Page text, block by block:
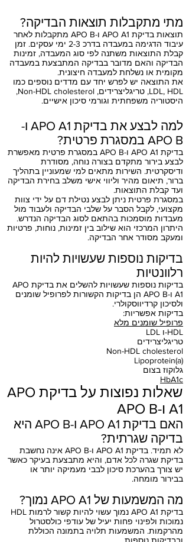
מתי מתקבלות תוצאות הבדיקה?
תוצאות בדיקת APO A1 ו-APO B מתקבלות לאחר
עיבוד הדגימה במעבדה בדרכ 2-3 ימי עסקים. זמן
קבלת התוצאות משתנה לפי סוג המעבדה, זמינות
הבדיקה והאם מדובר בבדיקה המתבצעת במעבדה
מקומית או נשלחת למעבדה חיצונית.
את התוצאה יש לפרש יחד עם מדדים נוספים כמו
LDL, HDL, טריגליצרידים, Non-HDL cholesterol,
היסטוריה משפחתית וגורמי סיכון אישיים.
למה לבצע את בדיקת APO A1 ו-
APO B במסגרת פרטית?
בדיקת APO A1 ו-APO B במסגרת פרטית מאפשרת
לבצע בירור מתקדם בצורה נוחה, מסודרת
ודיסקרטית. השירות מתאים למי שמעוניין בתהליך
ברור, תיאום מהיר וליווי אישי משלב בחירת הבדיקה
ועד קבלת התוצאות.
במסגרת פרטית ניתן לבצע נטילת דם על ידי צוות
מקצועי, לקבל הסבר על שלבי הבדיקה ולעבוד מול
מעבדות מוסמכות בהתאם לסוג הבדיקה הנדרש.
היתרון המרכזי הוא שילוב בין זמינות, נוחות, פרטיות
ומעקב מסודר אחר הבדיקה.
בדיקות נוספות שעשויות להיות
רלוונטיות
בדיקות נוספות שעשויות להשלים את בדיקת APO
A1 ו-APO B הן בדיקות הקשורות לפרופיל שומנים
ולסיכון קרדיווסקולרי.
בדיקות אפשריות:
פרופיל שומנים מלא
LDL ו-HDL
טריגליצרידים
Non-HDL cholesterol
Lipoprotein(a)
גלוקוז בצום
HbA1c
שאלות נפוצות על בדיקת APO
A1 ו-APO B
האם בדיקת APO A1 ו-APO B היא
בדיקה שגרתית?
לא תמיד. בדיקת APO A1 ו-APO B אינה נחשבת
בדיקת שגרה לכל אדם, והיא מתבצעת בעיקר כאשר
יש צורך בהערכת סיכון לבבי מעמיקה יותר או
בבירור מומחה.
מה המשמעות של APO A1 נמוך?
בדיקת APO A1 נמוך עשוי להיות קשור לרמות HDL
נמוכות ולפינוי פחות יעיל של עודפי כולסטרול
מהרקמות. המשמעות תלויה בתמונה הכוללת